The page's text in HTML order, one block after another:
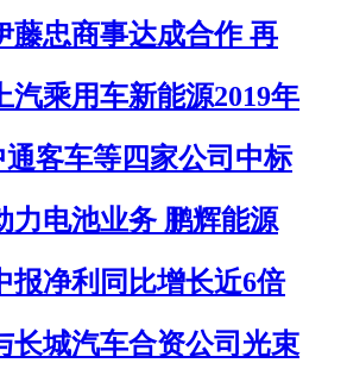
藤忠商事达成合作 再
汽乘用车新能源2019年
通客车等四家公司中标
力电池业务 鹏辉能源
报净利同比增长近6倍
长城汽车合资公司光束